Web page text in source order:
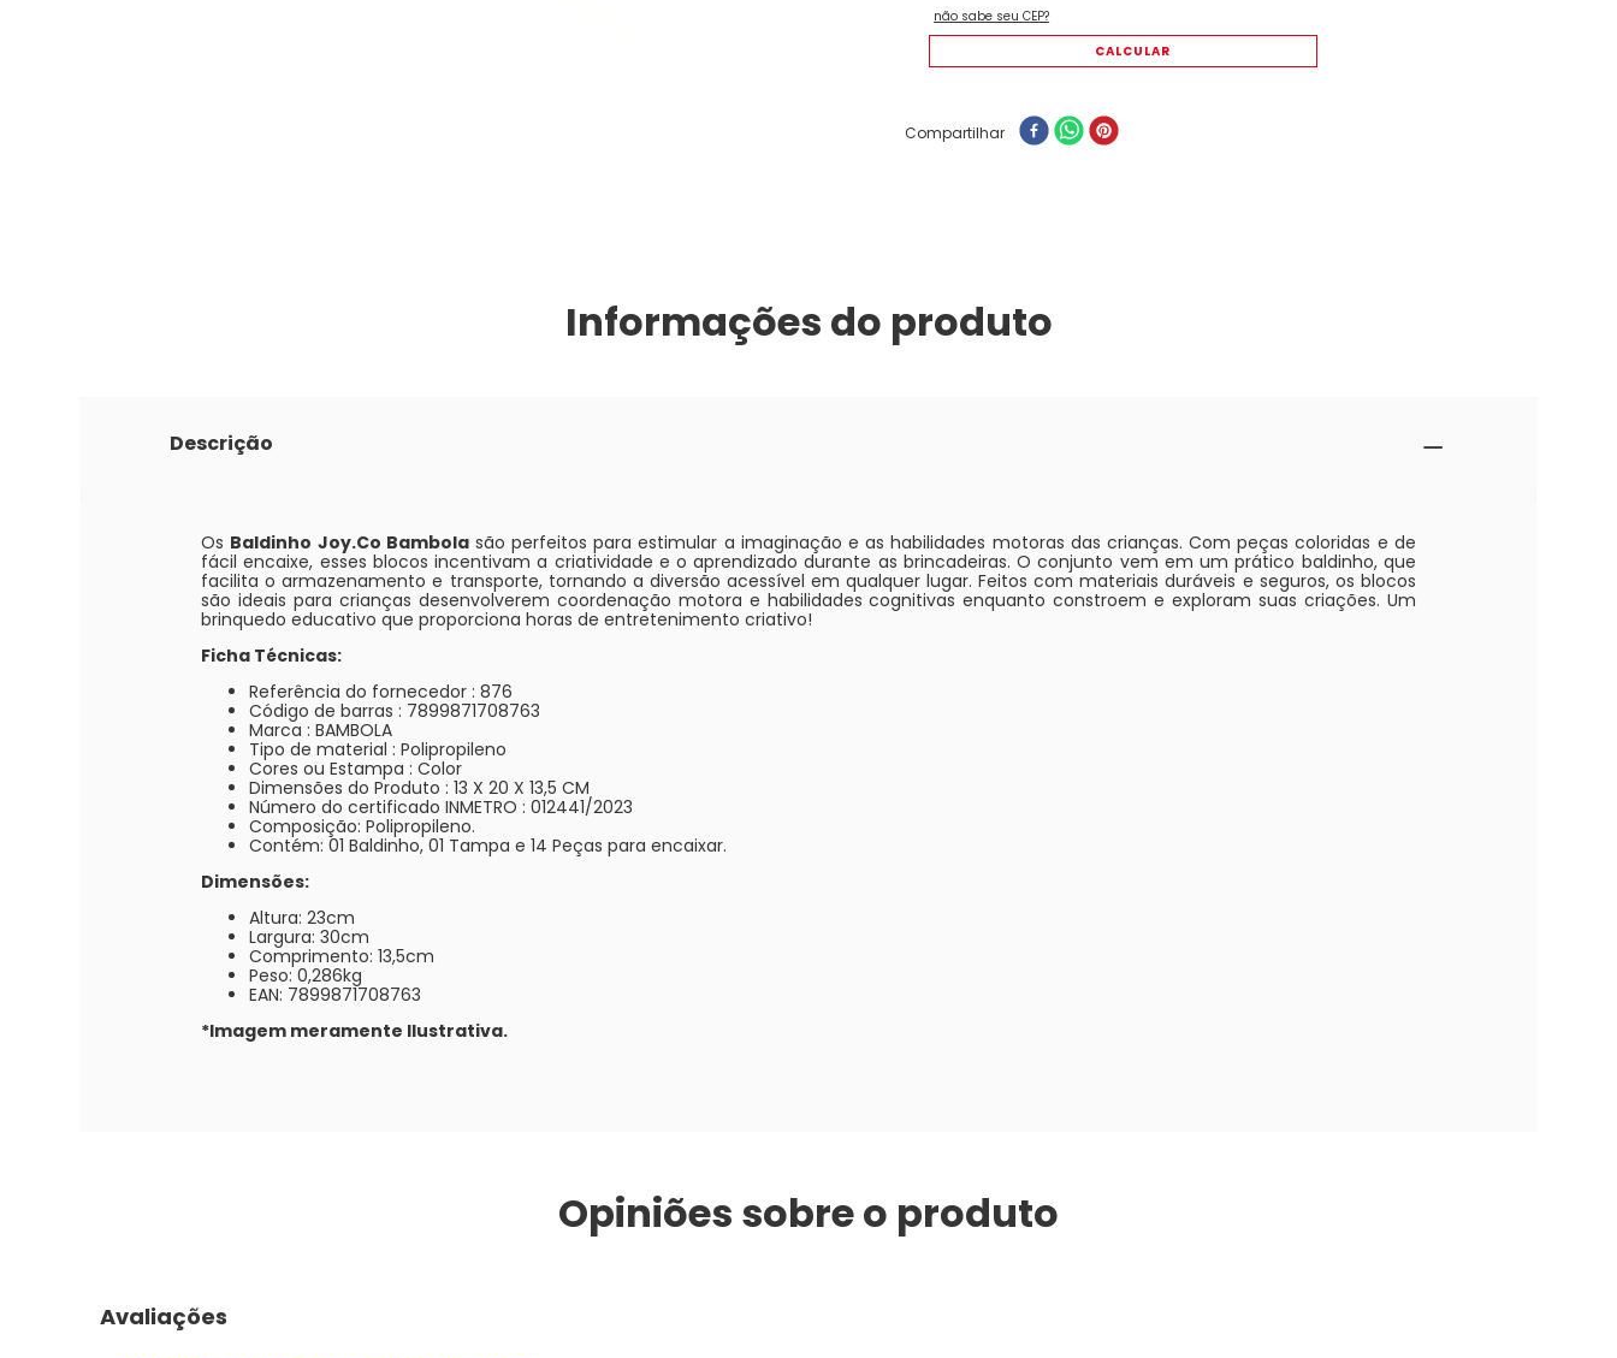
Compartilhar
Informações do produto
Descrição
Os Baldinho Joy.Co Bambolasão perfeitos para estimular a imaginação e as habilidades motoras das crianças. Com peças coloridas e de
fácil encaixe, esses blocos incentivam a criatividade e o aprendizado durante as brincadeiras. O conjunto vem em um prático baldinho, que
facilita o armazenamento e transporte, tornando a diversão acessível em qualquer lugar. Feitos com materiais duráveis e seguros, os blocos
são ideais para crianças desenvolverem coordenação motora e habilidades cognitivas enquanto constroem e exploram suas criações. Um
brinquedo educativo que proporciona horas de entretenimento criativo!
Ficha Técnicas:
Referência do fornecedor : 876
Código de barras : 7899871708763
Marca : BAMBOLA
Tipo de material : Polipropileno
Cores ou Estampa : Color
Dimensões do Produto : 13 X 20 X 13,5 CM
Número do certificado INMETRO : 012441/2023
Composição: Polipropileno.
Contém: 01 Baldinho, 01 Tampa e 14 Peças para encaixar.
Dimensões:
Altura: 23cm
Largura: 30cm
Comprimento: 13,5cm
Peso: 0,286kg
EAN: 7899871708763
*Imagem meramente Ilustrativa.
Opiniões sobre o produto
Avaliações